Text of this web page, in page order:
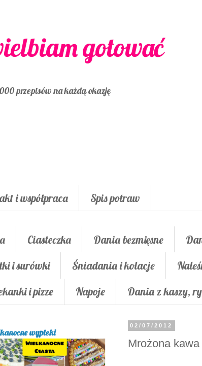
gotować
przepisów na każdą okazję
i współpraca Spis potraw
Ciasteczka Dania bezmięsne
i surówki
Śniadania i kolacje
i pizze
Napoje Dania z kaszy,
02/07/2012
Mrożona
wypieki